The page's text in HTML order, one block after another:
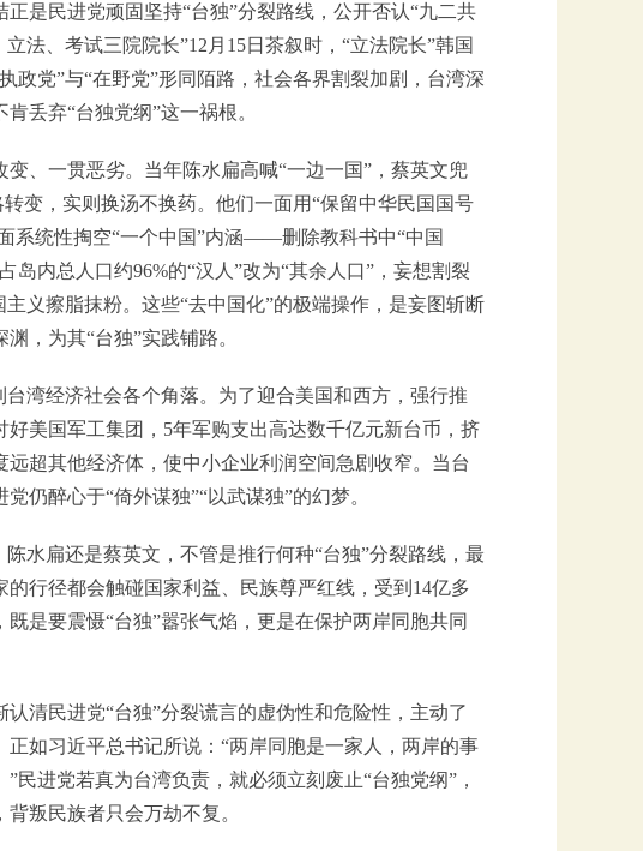
是民进党顽固坚持“台独”分裂路线，公开否认“九二共
法、考试三院院长”12月15日茶叙时，“立法院长”韩国
政党”与“在野党”形同陌路，社会各界割裂加剧，台湾深
丢弃“台独党纲”这一祸根。
、一贯恶劣。当年陈水扁高喊“一边一国”，蔡英文兜
变，实则换汤不换药。他们一面用“保留中华民国国号
系统性掏空“一个中国”内涵——删除教科书中“中国
内总人口约96%的“汉人”改为“其余人口”，妄想割裂
义擦脂抹粉。这些“去中国化”的极端操作，是妄图斩断
，为其“台独”实践铺路。
湾经济社会各个角落。为了迎合美国和西方，强行推
美国军工集团，5年军购支出高达数千亿元新台币，挤
超其他经济体，使中小企业利润空间急剧收窄。当台
仍醉心于“倚外谋独”“以武谋独”的幻梦。
水扁还是蔡英文，不管是推行何种“台独”分裂路线，最
行径都会触碰国家利益、民族尊严红线，受到14亿多
是要震慑“台独”嚣张气焰，更是在保护两岸同胞共同
清民进党“台独”分裂谎言的虚伪性和危险性，主动了
如习近平总书记所说：“两岸同胞是一家人，两岸的事
进党若真为台湾负责，就必须立刻废止“台独党纲”，
叛民族者只会万劫不复。